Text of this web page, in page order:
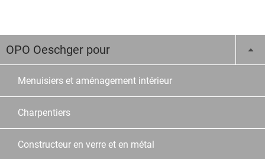
OPO Oeschger pour
Menuisiers et aménagement intérieur
Charpentiers
Constructeur en verre et en métal